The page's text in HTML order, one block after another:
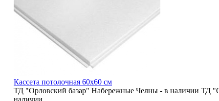
Кассета потолочная 60х60 см
ТД "Орловский базар" Набережные Челны - в наличии ТД
наличии